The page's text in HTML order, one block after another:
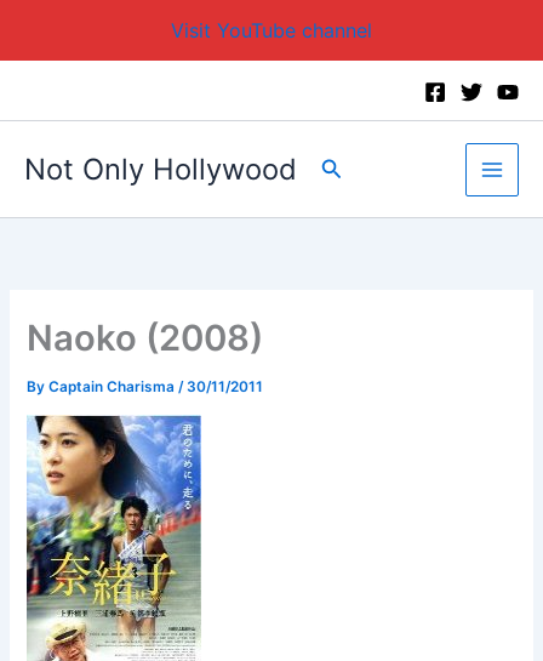
Visit YouTube channel
Not Only Hollywood Search
Naoko (2008)
ByCaptain Charisma /30/11/2011